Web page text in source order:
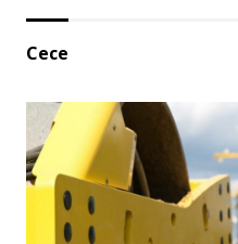
Cece